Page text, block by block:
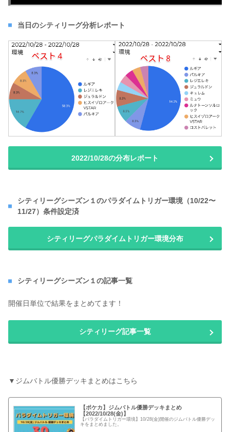
当日のシティリーグ分析レポート
2022/10/28の分布レポート
シティリーグシーズン１のパラダイムトリガー環境（10/22〜
11/27）条件設定済
シティリーグパラダイムトリガー環境分布
シティリーグシーズン１の記事一覧
開催日単位で結果をまとめてます！
シティリーグ記事一覧
▼ジムバトル優勝デッキまとめはこちら
【ポケカ】ジムバトル優勝デッキまとめ
【2022/10/28(金)】
【パラダイムトリガー環境】10/28(金)開催のジムバトル優勝デッ
キをまとめました。